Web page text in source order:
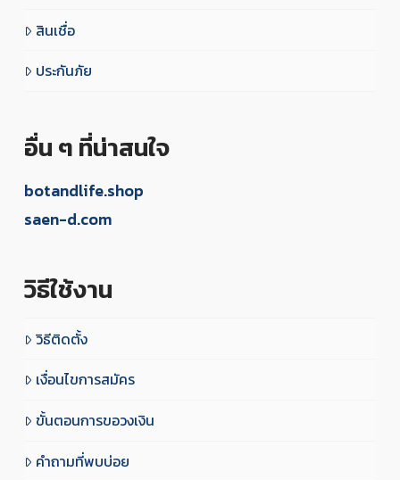
สินเชื่อ
ประกันภัย
อื่น ๆ ที่น่าสนใจ
botandlife.shop
saen-d.com
วิธีใช้งาน
วิธีติดตั้ง
เงื่อนไขการสมัคร
ขั้นตอนการขอวงเงิน
คำถามที่พบบ่อย